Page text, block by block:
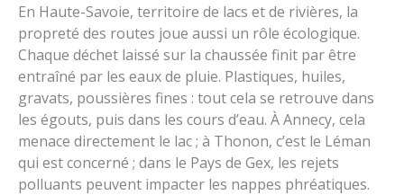
En Haute-Savoie, territoire de lacs et de rivières, la
propreté des routes joue aussi un rôle écologique.
Chaque déchet laissé sur la chaussée finit par être
entraîné par les eaux de pluie. Plastiques, huiles,
gravats, poussières fines : tout cela se retrouve dans
les égouts, puis dans les cours d’eau. À Annecy, cela
menace directement le lac ; à Thonon, c’est le Léman
qui est concerné ; dans le Pays de Gex, les rejets
polluants peuvent impacter les nappes phréatiques.